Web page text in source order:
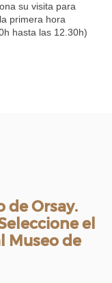
su visita para
primera hora
hasta las 12.30h)
de Orsay.
el
Museo de